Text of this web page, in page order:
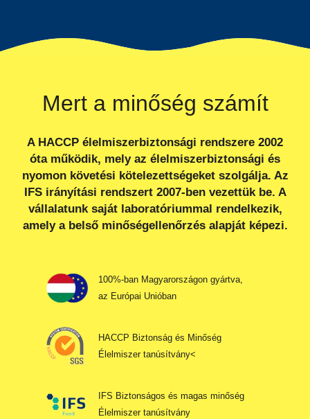
Mert a minőség számít
A HACCP élelmiszerbiztonsági rendszere 2002
óta működik, mely az élelmiszerbiztonsági és
nyomon követési kötelezettségeket szolgálja. Az
IFS irányítási rendszert 2007-ben vezettük be. A
vállalatunk saját laboratóriummal rendelkezik,
amely a belső minőségellenőrzés alapját képezi.
100%-ban Magyarországon gyártva,
az Európai Unióban
HACCP Biztonság és Minőség
Élelmiszer tanúsítvány<
IFS Biztonságos és magas minőség
Élelmiszer tanúsítvány